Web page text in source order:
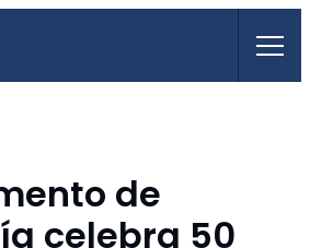
de
celebra 50